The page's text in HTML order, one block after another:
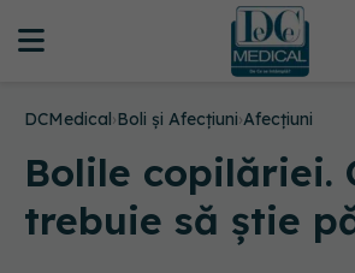
DCMedical›Boli și Afecțiuni›Afecțiuni
Bolile copilăriei.
trebuie să știe